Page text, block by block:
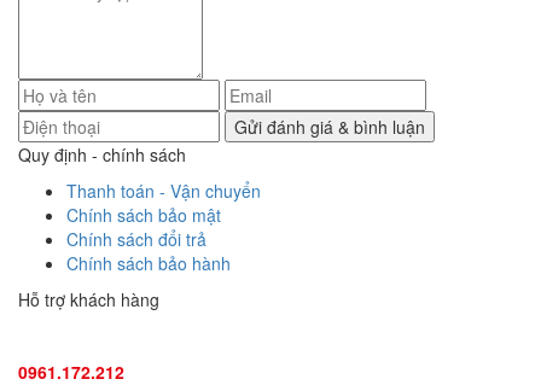
Quy định - chính sách
Thanh toán - Vận chuyển
Chính sách bảo mật
Chính sách đổi trả
Chính sách bảo hành
Hỗ trợ khách hàng
0961.172.212